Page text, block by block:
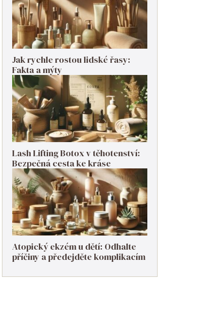
Jak rychle rostou lidské řasy:
Fakta a mýty
Lash Lifting Botox v těhotenství:
Bezpečná cesta ke kráse
Atopický ekzém u dětí: Odhalte
příčiny a předejděte komplikacím